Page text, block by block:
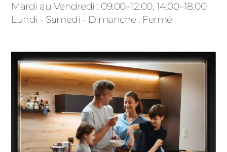
Mardi au Vendredi : 09:00–12:00, 14:00–18:00
Lundi - Samedi - Dimanche : Fermé